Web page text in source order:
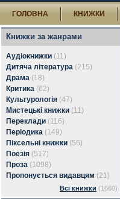
ГОЛОВНА КНИЖКИ
Книжки за жанрами
Аудіокнижки (11)
Дитяча література (215)
Драма (18)
Критика (62)
Культурологія (47)
Мистецькі книжки (11)
Переклади (116)
Періодика (149)
Піксельні книжки (56)
Поезія (517)
Проза (1098)
Пропонується видавцям (21)
Всі книжки (1660)